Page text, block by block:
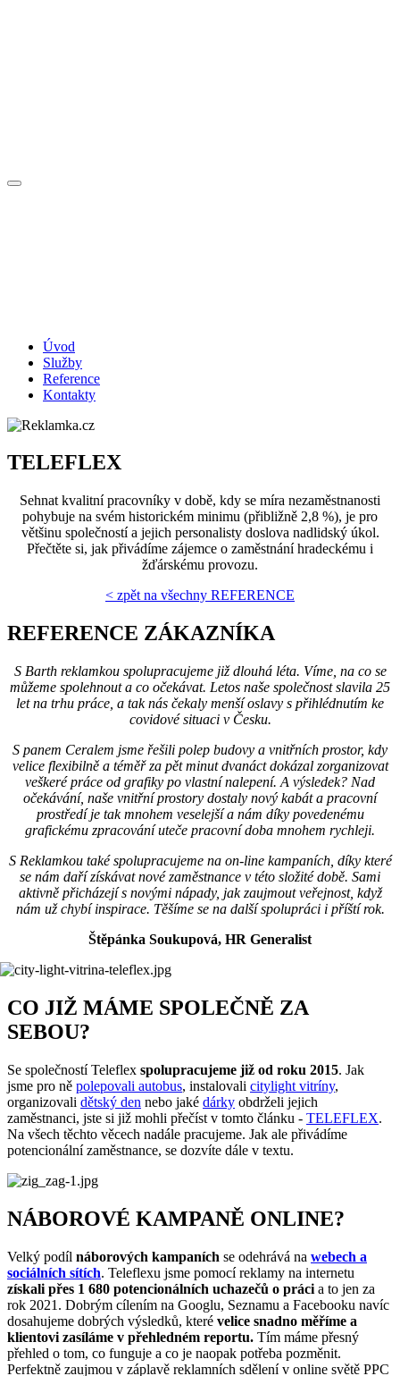
Úvod
Služby
Reference
Kontakty
TELEFLEX
Sehnat kvalitní pracovníky v době, kdy se míra nezaměstnanosti
pohybuje na svém historickém minimu (přibližně 2,8 %), je pro
většinu společností a jejich personalisty doslova nadlidský úkol.
Přečtěte si, jak přivádíme zájemce o zaměstnání hradeckému i
žďárskému provozu.
< zpět na všechny REFERENCE
REFERENCE ZÁKAZNÍKA
S Barth reklamkou spolupracujeme již dlouhá léta. Víme, na co se
můžeme spolehnout a co očekávat. Letos naše společnost slavila 25
let na trhu práce, a tak nás čekaly menší oslavy s přihlédnutím ke
covidové situaci v Česku.
S panem Ceralem jsme řešili polep budovy a vnitřních prostor, kdy
velice flexibilně a téměř za pět minut dvanáct dokázal zorganizovat
veškeré práce od grafiky po vlastní nalepení. A výsledek? Nad
očekávání, naše vnitřní prostory dostaly nový kabát a pracovní
prostředí je tak mnohem veselejší a nám díky povedenému
grafickému zpracování uteče pracovní doba mnohem rychleji.
S Reklamkou také spolupracujeme na on-line kampaních, díky které
se nám daří získávat nové zaměstnance v této složité době. Sami
aktivně přicházejí s novými nápady, jak zaujmout veřejnost, když
nám už chybí inspirace. Těšíme se na další spolupráci i příští rok.
Štěpánka Soukupová, HR Generalist
CO JIŽ MÁME SPOLEČNĚ ZA
SEBOU?
Se společností Teleflex spolupracujeme již od roku 2015. Jak
jsme pro ně polepovali autobus, instalovali citylight vitríny,
organizovali dětský den nebo jaké dárky obdrželi jejich
zaměstnanci, jste si již mohli přečíst v tomto článku - TELEFLEX.
Na všech těchto věcech nadále pracujeme. Jak ale přivádíme
potencionální zaměstnance, se dozvíte dále v textu.
NÁBOROVÉ KAMPANĚ ONLINE?
Velký podíl náborových kampaních se odehrává na webech a
sociálních sítích. Teleflexu jsme pomocí reklamy na internetu
získali přes 1 680 potencionálních uchazečů o práci a to jen za
rok 2021. Dobrým cílením na Googlu, Seznamu a Facebooku navíc
dosahujeme dobrých výsledků, které velice snadno měříme a
klientovi zasíláme v přehledném reportu. Tím máme přesný
přehled o tom, co funguje a co je naopak potřeba pozměnit.
Perfektně zaujmou v záplavě reklamních sdělení v online světě PPC